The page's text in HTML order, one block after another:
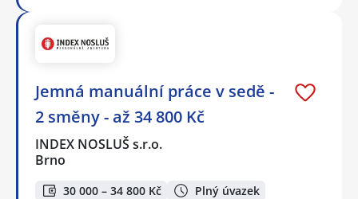
Jemná manuální práce v sedě -
2 směny - až 34 800 Kč
INDEX NOSLUŠ s.r.o.
Brno
30 000 – 34 800 Kč
Plný úvazek